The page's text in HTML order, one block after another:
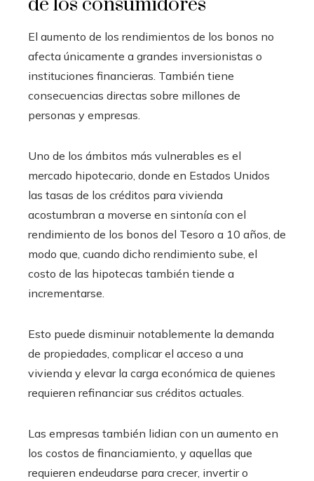
El aumento de los rendimientos de los bonos no
afecta únicamente a grandes inversionistas o
instituciones financieras. También tiene
consecuencias directas sobre millones de
personas y empresas.
Uno de los ámbitos más vulnerables es el
mercado hipotecario, donde en Estados Unidos
las tasas de los créditos para vivienda
acostumbran a moverse en sintonía con el
rendimiento de los bonos del Tesoro a 10 años, de
modo que, cuando dicho rendimiento sube, el
costo de las hipotecas también tiende a
incrementarse.
Esto puede disminuir notablemente la demanda
de propiedades, complicar el acceso a una
vivienda y elevar la carga económica de quienes
requieren refinanciar sus créditos actuales.
Las empresas también lidian con un aumento en
los costos de financiamiento, y aquellas que
requieren endeudarse para crecer, invertir o